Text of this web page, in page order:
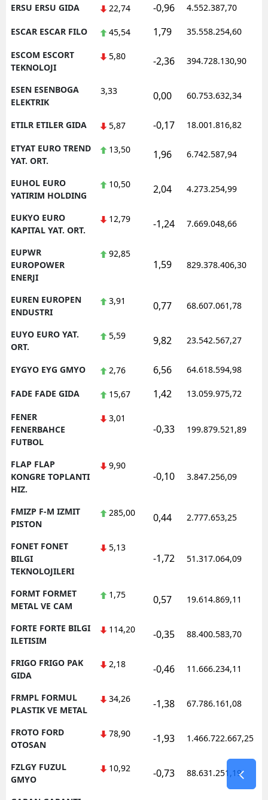
ERSU ERSU GIDA 22,74 -0,96 4.552.387,70
ESCAR ESCAR FILO 45,54 1,79 35.558.254,60
ESCOM ESCORT
TEKNOLOJI
5,80 -2,36 394.728.130,90
ESEN ESENBOGA
ELEKTRIK
3,33 0,00 60.753.632,34
ETILR ETILER GIDA 5,87 -0,17 18.001.816,82
ETYAT EURO TREND
YAT. ORT.
13,50 1,96 6.742.587,94
EUHOL EURO
YATIRIM HOLDING
10,50 2,04 4.273.254,99
EUKYO EURO
KAPITAL YAT. ORT.
12,79 -1,24 7.669.048,66
EUPWR
EUROPOWER
ENERJI
92,85
1,59 829.378.406,30
EUREN EUROPEN
ENDUSTRI
3,91 0,77 68.607.061,78
EUYO EURO YAT.
ORT.
5,59 9,82 23.542.567,27
EYGYO EYG GMYO 2,76 6,56 64.618.594,98
FADE FADE GIDA 15,67 1,42 13.059.975,72
FENER
FENERBAHCE
FUTBOL
3,01
-0,33 199.879.521,89
FLAP FLAP
KONGRE TOPLANTI
HIZ.
9,90
-0,10 3.847.256,09
FMIZP F-M IZMIT
PISTON
285,00 0,44 2.777.653,25
FONET FONET
BILGI
TEKNOLOJILERI
5,13
-1,72 51.317.064,09
FORMT FORMET
METAL VE CAM
1,75 0,57 19.614.869,11
FORTE FORTE BILGI
ILETISIM
114,20 -0,35 88.400.583,70
FRIGO FRIGO PAK
GIDA
2,18 -0,46 11.666.234,11
FRMPL FORMUL
PLASTIK VE METAL
34,26 -1,38 67.786.161,08
FROTO FORD
OTOSAN
78,90 -1,93 1.466.722.667,25
FZLGY FUZUL
GMYO
10,92 -0,73 88.631.251,19